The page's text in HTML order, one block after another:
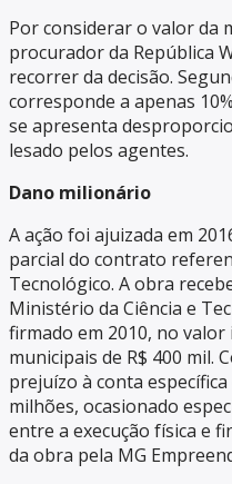
Por considerar o valor da
procurador da República
recorrer da decisão.
corresponde a apenas
se apresenta
lesado pelos agentes.
Dano milionário
A ação foi ajuizada em
parcial do contrato
Tecnológico. A obra
Ministério da Ciência e
firmado em 2010, no valor
municipais de R$ 400 mil.
prejuízo à conta
milhões, ocasionado
entre a execução física e
da obra pela MG